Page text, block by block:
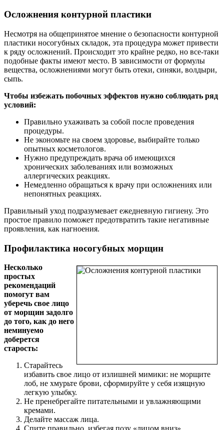
Осложнения контурной пластики
Несмотря на общепринятое мнение о безопасности контурной
пластики носогубных складок, эта процедура может привести
к ряду осложнений. Происходит это крайне редко, но все-таки
подобные факты имеют место. В зависимости от формулы
вещества, осложнениями могут быть отеки, синяки, волдыри,
сыпь.
Чтобы избежать побочных эффектов нужно соблюдать ряд
условий:
Правильно ухаживать за собой после проведения
процедуры.
Не экономьте на своем здоровье, выбирайте только
опытных косметологов.
Нужно предупреждать врача об имеющихся
хронических заболеваниях или возможных
аллергических реакциях.
Немедленно обращаться к врачу при осложнениях или
непонятных реакциях.
Правильный уход подразумевает ежедневную гигиену. Это
простое правило поможет предотвратить такие негативные
проявления, как нагноения.
Профилактика носогубных морщин
Несколько
простых
рекомендаций
помогут вам
уберечь свое лицо
от морщин задолго
до того, как до него
неминуемо
доберется
старость:
Старайтесь
избавить свое лицо от излишней мимики: не морщите
лоб, не хмурьте брови, сформируйте у себя изящную
легкую улыбку.
Не пренебрегайте питательными и увлажняющими
кремами.
Делайте массаж лица.